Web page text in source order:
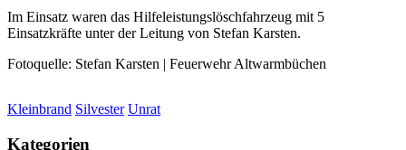
Im Einsatz waren das Hilfeleistungslöschfahrzeug mit 5
Einsatzkräfte unter der Leitung von Stefan Karsten.
Fotoquelle: Stefan Karsten | Feuerwehr Altwarmbüchen
Kleinbrand Silvester Unrat
Kategorien